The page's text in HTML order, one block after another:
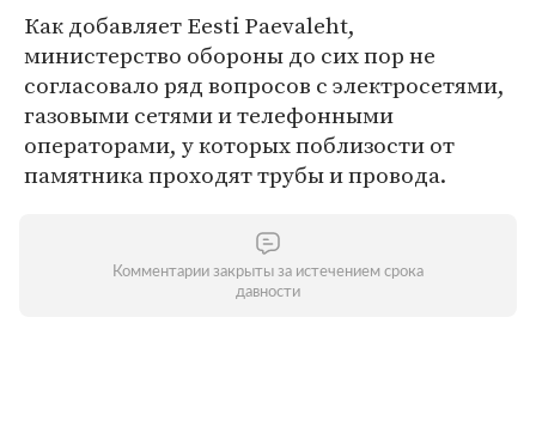
Как добавляет Eesti Paevaleht,
министерство обороны до сих пор не
согласовало ряд вопросов с электросетями,
газовыми сетями и телефонными
операторами, у которых поблизости от
памятника проходят трубы и провода.
Комментарии закрыты за истечением срока
давности